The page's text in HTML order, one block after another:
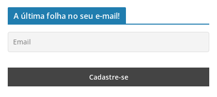
A última folha no seu e-mail!